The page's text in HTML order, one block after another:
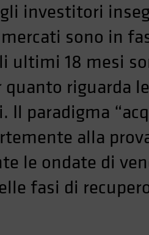
investitori
sono in
ultimi 18 mesi
riguarda
paradigma
alla
le ondate di
fasi di